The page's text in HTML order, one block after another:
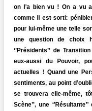
on l’a bien vu ! On a vu
comme il est sorti:
pour lui-même une telle
une question de choix
‘’Présidents’’ de
eux-aussi du Pouvoir,
actuelles ! Quand une
sentiments, au point
se trouvera elle-même,
Scène’’, une